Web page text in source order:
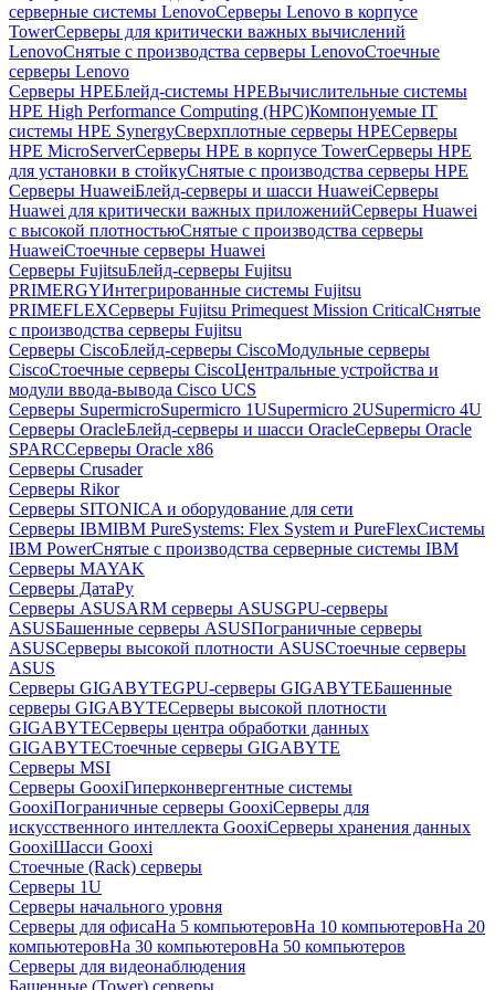
серверные системы LenovoСерверы Lenovo в корпусе
TowerСерверы для критически важных вычислений
LenovoСнятые с производства серверы LenovoСтоечные
серверы Lenovo
Серверы HPEБлейд-системы HPEВычислительные системы
HPE High Performance Computing (HPC)Компонуемые IT
системы HPE SynergyСверхплотные серверы HPEСерверы
HPE MicroServerСерверы HPE в корпусе TowerСерверы HPE
для установки в стойкуСнятые с производства серверы HPE
Серверы HuaweiБлейд-серверы и шасси HuaweiСерверы
Huawei для критически важных приложенийСерверы Huawei
с высокой плотностьюСнятые с производства серверы
HuaweiСтоечные серверы Huawei
Серверы FujitsuБлейд-серверы Fujitsu
PRIMERGYИнтегрированные системы Fujitsu
PRIMEFLEXСерверы Fujitsu Primequest Mission CriticalСнятые
с производства серверы Fujitsu
Серверы CiscoБлейд-серверы CiscoМодульные серверы
CiscoСтоечные серверы CiscoЦентральные устройства и
модули ввода-вывода Cisco UCS
Серверы SupermicroSupermicro 1USupermicro 2USupermicro 4U
Серверы OracleБлейд-серверы и шасси OracleСерверы Oracle
SPARCСерверы Oracle x86
Серверы Crusader
Серверы Rikor
Серверы SITONICA и оборудование для сети
Серверы IBMIBM PureSystems: Flex System и PureFlexСистемы
IBM PowerСнятые с производства серверные системы IBM
Серверы MAYAK
Серверы ДатаРу
Серверы ASUSARM серверы ASUSGPU-серверы
ASUSБашенные серверы ASUSПограничные серверы
ASUSСерверы высокой плотности ASUSСтоечные серверы
ASUS
Серверы GIGABYTEGPU-серверы GIGABYTEБашенные
серверы GIGABYTEСерверы высокой плотности
GIGABYTEСерверы центра обработки данных
GIGABYTEСтоечные серверы GIGABYTE
Серверы MSI
Серверы GooxiГиперконвергентные системы
GooxiПограничные серверы GooxiСерверы для
искусственного интеллекта GooxiСерверы хранения данных
GooxiШасси Gooxi
Стоечные (Rack) серверы
Серверы 1U
Серверы начального уровня
Серверы для офисаНа 5 компьютеровНа 10 компьютеровНа 20
компьютеровНа 30 компьютеровНа 50 компьютеров
Серверы для видеонаблюдения
Башенные (Tower) серверы